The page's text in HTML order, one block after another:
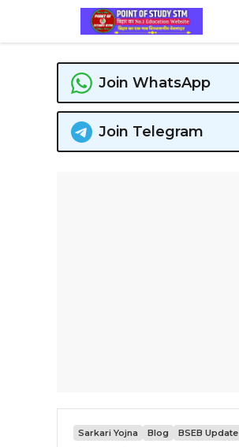
content
Join WhatsApp
Join Telegram
Sarkari Yojna Blog BSEB Update